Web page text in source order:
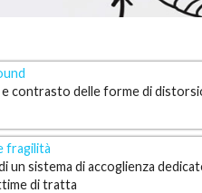
contrasto delle forme di
e contrastare le forme di
attraverso interventi di
Servizi per il lavoro,
fragilità
un sistema di accoglienza
di tratta